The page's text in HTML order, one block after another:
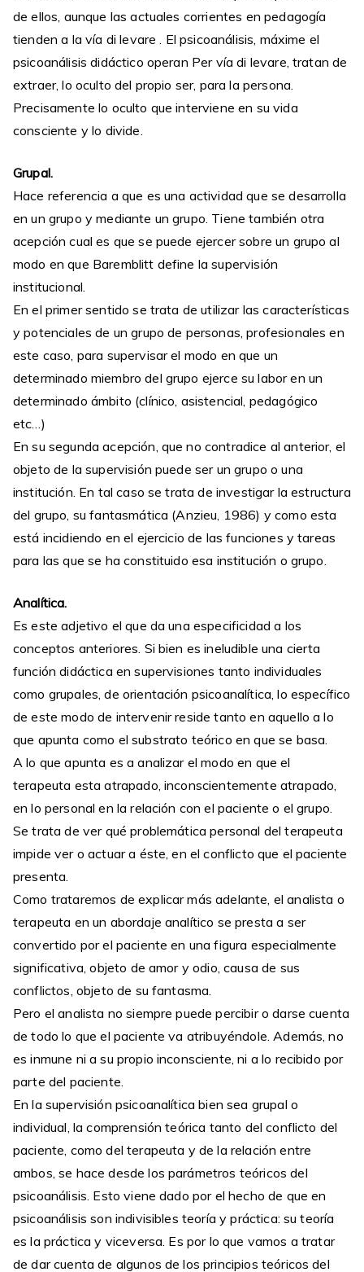
de ellos, aunque las actuales corrientes en pedagogía
tienden a la vía di levare . El psicoanálisis, máxime el
psicoanálisis didáctico operan Per vía di levare, tratan de
extraer, lo oculto del propio ser, para la persona.
Precisamente lo oculto que interviene en su vida
consciente y lo divide.
Grupal.
Hace referencia a que es una actividad que se desarrolla
en un grupo y mediante un grupo. Tiene también otra
acepción cual es que se puede ejercer sobre un grupo al
modo en que Baremblitt define la supervisión
institucional.
En el primer sentido se trata de utilizar las características
y potenciales de un grupo de personas, profesionales en
este caso, para supervisar el modo en que un
determinado miembro del grupo ejerce su labor en un
determinado ámbito (clínico, asistencial, pedagógico
etc…)
En su segunda acepción, que no contradice al anterior, el
objeto de la supervisión puede ser un grupo o una
institución. En tal caso se trata de investigar la estructura
del grupo, su fantasmática (Anzieu, 1986) y como esta
está incidiendo en el ejercicio de las funciones y tareas
para las que se ha constituido esa institución o grupo.
Analítica.
Es este adjetivo el que da una especificidad a los
conceptos anteriores. Si bien es ineludible una cierta
función didáctica en supervisiones tanto individuales
como grupales, de orientación psicoanalítica, lo específico
de este modo de intervenir reside tanto en aquello a lo
que apunta como el substrato teórico en que se basa.
A lo que apunta es a analizar el modo en que el
terapeuta esta atrapado, inconscientemente atrapado,
en lo personal en la relación con el paciente o el grupo.
Se trata de ver qué problemática personal del terapeuta
impide ver o actuar a éste, en el conflicto que el paciente
presenta.
Como trataremos de explicar más adelante, el analista o
terapeuta en un abordaje analítico se presta a ser
convertido por el paciente en una figura especialmente
significativa, objeto de amor y odio, causa de sus
conflictos, objeto de su fantasma.
Pero el analista no siempre puede percibir o darse cuenta
de todo lo que el paciente va atribuyéndole. Además, no
es inmune ni a su propio inconsciente, ni a lo recibido por
parte del paciente.
En la supervisión psicoanalítica bien sea grupal o
individual, la comprensión teórica tanto del conflicto del
paciente, como del terapeuta y de la relación entre
ambos, se hace desde los parámetros teóricos del
psicoanálisis. Esto viene dado por el hecho de que en
psicoanálisis son indivisibles teoría y práctica: su teoría
es la práctica y viceversa. Es por lo que vamos a tratar
de dar cuenta de algunos de los principios teóricos del